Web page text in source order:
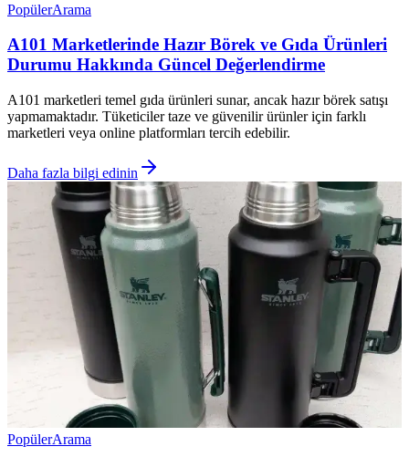
PopülerArama
A101 Marketlerinde Hazır Börek ve Gıda Ürünleri
Durumu Hakkında Güncel Değerlendirme
A101 marketleri temel gıda ürünleri sunar, ancak hazır börek satışı
yapmamaktadır. Tüketiciler taze ve güvenilir ürünler için farklı
marketleri veya online platformları tercih edebilir.
Daha fazla bilgi edinin
PopülerArama